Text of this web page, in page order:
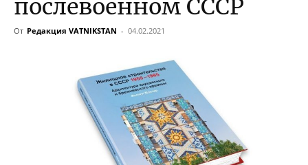
послевоенном СССР
От Редакция VATNIKSTAN - 04.02.2021